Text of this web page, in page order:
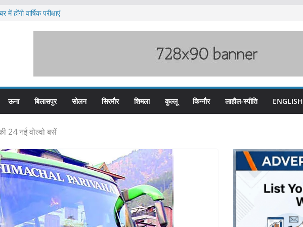
होंगी वार्षिक परीक्षाएं
विरोध प्रदर्शन
ऊना बिलासपुर सोलन सिरमौर शिमला कुल्लू किन्नौर लाहौल-स्पीति ENGLISH
24 नई वोल्वो बसें